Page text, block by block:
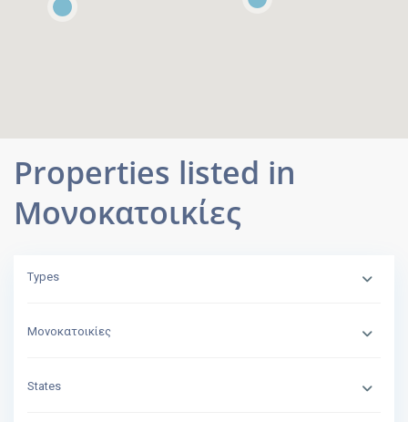
Properties listed in
Μονοκατοικίες
Types
Μονοκατοικίες
States